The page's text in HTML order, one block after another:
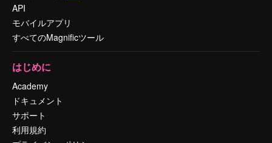
API
モバイルアプリ
すべてのMagnificツール
はじめに
Academy
ドキュメント
サポート
利用規約